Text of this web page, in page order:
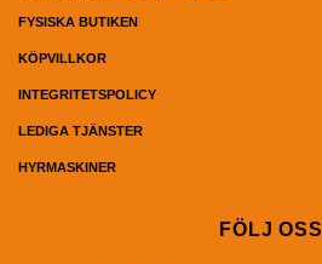
FYSISKA BUTIKEN
KÖPVILLKOR
INTEGRITETSPOLICY
LEDIGA TJÄNSTER
HYRMASKINER
FÖLJ OSS